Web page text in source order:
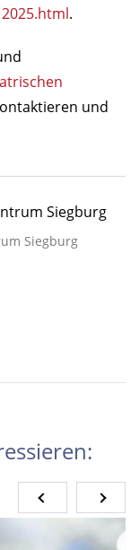
.
und
Siegburg
Siegburg